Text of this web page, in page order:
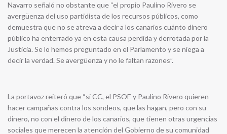
Navarro señaló no obstante que “el propio Paulino Rivero se
avergüenza del uso partidista de los recursos públicos, como
demuestra que no se atreva a decir a los canarios cuánto dinero
público ha enterrado ya en esta causa perdida y derrotada por la
Justicia. Se lo hemos preguntado en el Parlamento y se niega a
decir la verdad. Se avergüenza y no le faltan razones”.
La portavoz reiteró que “si CC, el PSOE y Paulino Rivero quieren
hacer campañas contra los sondeos, que las hagan, pero con su
dinero, no con el dinero de los canarios, que tienen otras urgencias
sociales que merecen la atención del Gobierno de su comunidad